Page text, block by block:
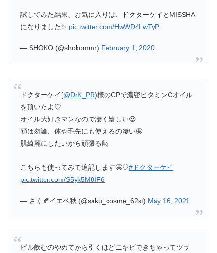
試してみた結果、お気に入りは、ドクターケイとMISSHA
になりました✨ pic.twitter.com/HwWD4LwTyP
— SHOKO (@shokommr) February 1, 2020
ドクターケイ(@DrK_PR)様のCPで濃密ビタミンCオイル
を頂いたよ♡
オイル大好きマンなので凄く嬉しい😍
顔は勿論、体や毛先にも使えるの凄い🤩
肌綺麗にしたいから頑張る🙋
こちらも使ってみて追記します🤩♡#ドクターケイ
pic.twitter.com/S5yk5M8IF6
— さく🍂イエベ秋 (@saku_cosme_62st) May 16, 2021
ピル飲むのやめてから引くほどニキビできちゃってツラ